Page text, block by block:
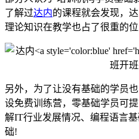
了解过达内的课程就会发现，
理论知识在教学也占了很重的
另外，为了让没有基础的学员
设免费训练营，零基础学员可
解IT行业发展情况、编程语言
础!